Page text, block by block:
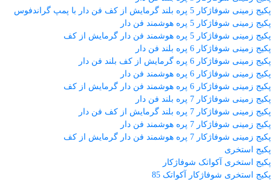
پکیج زمینی شوفاژکار 5 پره بلند گرمایش از کف فن دار با پمپ گراندفوس
پکیج زمینی شوفاژکار 5 پره هوشمند فن دار
پکیج زمینی شوفاژکار 5 پره هوشمند فن دار گرمایش از کف
پکیج زمینی شوفاژکار 6 پره بلند فن دار
پکیج زمینی شوفاژکار 6 پره گرمایش از کف بلند فن دار
پکیج زمینی شوفاژکار 6 پره هوشمند فن دار
پکیج زمینی شوفاژکار 6 پره هوشمند فن دار گرمایش از کف
پکیج زمینی شوفاژکار 7 پره بلند فن دار
پکیج زمینی شوفاژکار 7 پره بلند گرمایش از کف فن دار
پکیج زمینی شوفاژکار 7 پره هوشمند فن دار
پکیج زمینی شوفاژکار 7 پره هوشمند فن دار گرمایش از کف
پکیج استخری
پکیج استخری آکواتک شوفاژکار
پکیج استخری شوفاژکار آکواتک 85